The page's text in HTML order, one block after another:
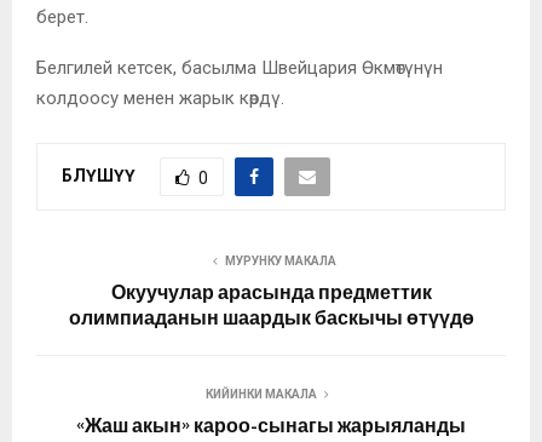
берет.
Белгилей кетсек, басылма Швейцария Өкмөтүнүн
колдоосу менен жарык көрдү.
БӨЛҮШҮҮ 0
MУРУНКУ МАКАЛА
Окуучулар арасында предметтик
олимпиаданын шаардык баскычы өтүүдө
КИЙИНКИ МАКАЛА
«Жаш акын» кароо-сынагы жарыяланды